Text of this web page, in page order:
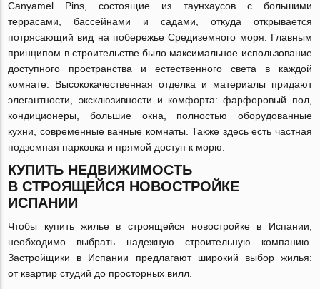
Canyamel Pins, состоящие из таунхаусов с большими
террасами, бассейнами и садами, откуда открывается
потрясающий вид на побережье Средиземного моря. Главным
принципом в строительстве было максимальное использование
доступного пространства и естественного света в каждой
комнате. Высококачественная отделка и материалы придают
элегантности, эксклюзивности и комфорта: фарфоровый пол,
кондиционеры, большие окна, полностью оборудованные
кухни, современные ванные комнаты. Также здесь есть частная
подземная парковка и прямой доступ к морю.
КУПИТЬ НЕДВИЖИМОСТЬ
В СТРОЯЩЕЙСЯ НОВОСТРОЙКЕ
ИСПАНИИ
Чтобы купить жилье в строящейся новостройке в Испании,
необходимо выбрать надежную строительную компанию.
Застройщики в Испании предлагают широкий выбор жилья:
от квартир студий до просторных вилл.